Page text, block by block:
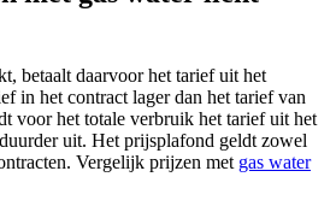
betaalt daarvoor het tarief uit het
in het contract lager dan het tarief van
voor het totale verbruik het tarief uit het
uit. Het prijsplafond geldt zowel
Vergelijk prijzen met gas water